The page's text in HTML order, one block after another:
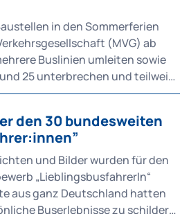
in den Sommerferien
(MVG) ab
Buslinien umleiten sowie
25 unterbrechen und teilweise
Die Änderungen im Überblick:
den 30 bundesweiten
und Bilder wurden für den
„LieblingsbusfahrerIn“
aus ganz Deutschland hatten
Buserlebnisse zu schildern